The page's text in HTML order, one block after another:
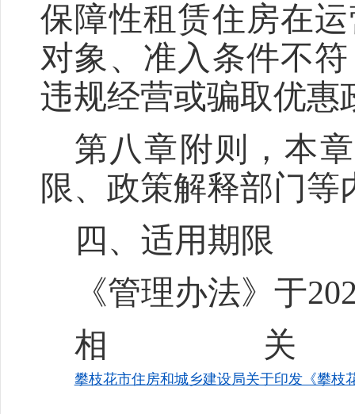
保障性租赁住房在
对象、准入条件不
违规经营或骗取优惠
第八章附则，本
限、政策解释部门等
四、适用期限
《管理办法》于
相
攀枝花市住房和城乡建设局关于印发《攀枝